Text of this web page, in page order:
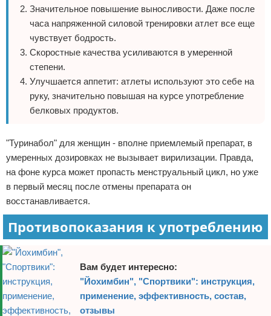
Значительное повышение выносливости. Даже после
часа напряженной силовой тренировки атлет все еще
чувствует бодрость.
Скоростные качества усиливаются в умеренной
степени.
Улучшается аппетит: атлеты используют это себе на
руку, значительно повышая на курсе употребление
белковых продуктов.
"Туринабол" для женщин - вполне приемлемый препарат, в
умеренных дозировках не вызывает вирилизации. Правда,
на фоне курса может пропасть менструальный цикл, но уже
в первый месяц после отмены препарата он
восстанавливается.
Противопоказания к употреблению
Вам будет интересно:
"Йохимбин", "Спортвики": инструкция,
применение, эффективность, состав,
отзывы